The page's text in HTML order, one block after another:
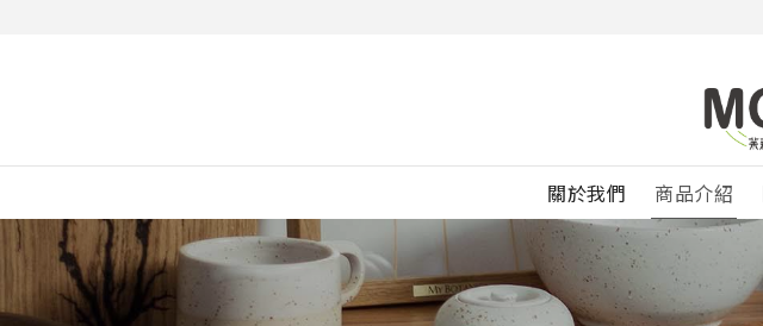
關於我們 商品介紹